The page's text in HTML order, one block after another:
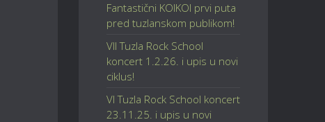
Fantastični KOIKOI prvi puta
pred tuzlanskom publikom!
VII Tuzla Rock School
koncert 1.2.26. i upis u novi
ciklus!
VI Tuzla Rock School koncert
23.11.25. i upis u novi